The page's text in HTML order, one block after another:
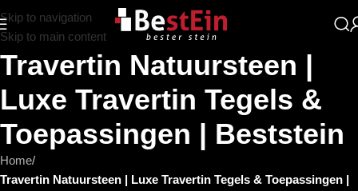
Skip to navigation
Skip to main content
Travertin Natuursteen |
Luxe Travertin Tegels &
Toepassingen | Beststein
Home/
Travertin Natuursteen | Luxe Travertin Tegels & Toepassingen |